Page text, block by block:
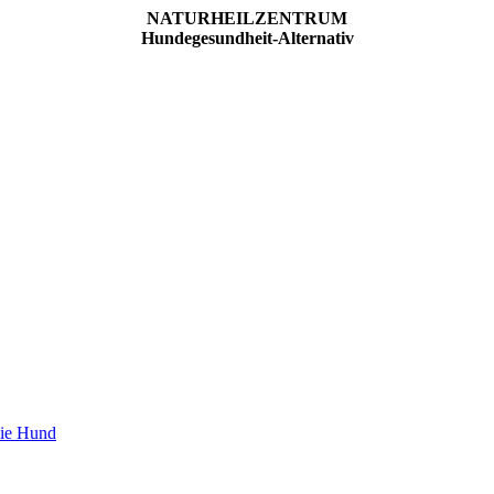
NATURHEILZENTRUM
Hundegesundheit-Alternativ
Hund